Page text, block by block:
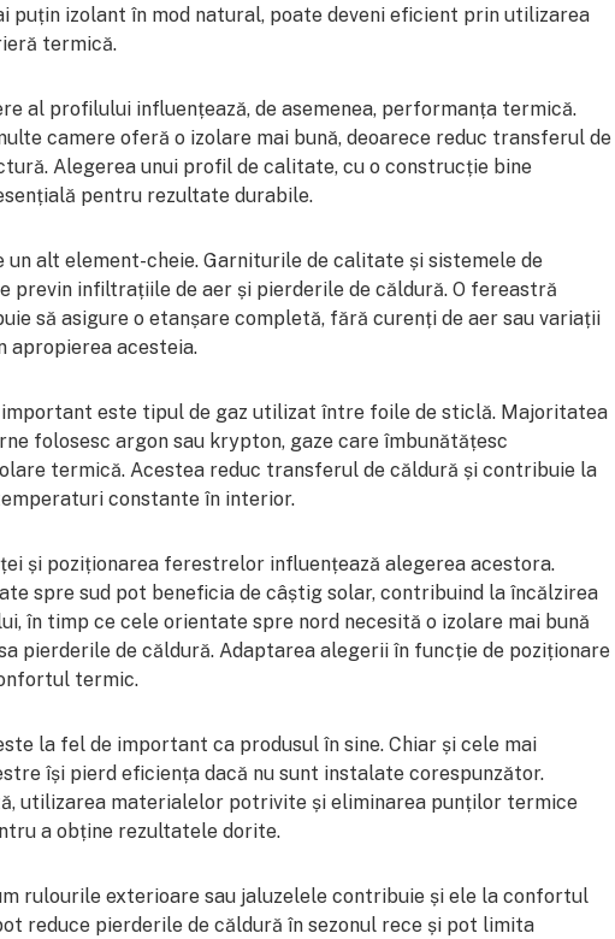
puțin izolant în mod natural, poate deveni eficient prin utilizarea
termică.
al profilului influențează, de asemenea, performanța termică.
camere oferă o izolare mai bună, deoarece reduc transferul de
Alegerea unui profil de calitate, cu o construcție bine
pentru rezultate durabile.
un alt element-cheie. Garniturile de calitate și sistemele de
previn infiltrațiile de aer și pierderile de căldură. O fereastră
să asigure o etanșare completă, fără curenți de aer sau variații
apropierea acesteia.
este tipul de gaz utilizat între foile de sticlă. Majoritatea
folosesc argon sau krypton, gaze care îmbunătățesc
termică. Acestea reduc transferul de căldură și contribuie la
constante în interior.
și poziționarea ferestrelor influențează alegerea acestora.
spre sud pot beneficia de câștig solar, contribuind la încălzirea
în timp ce cele orientate spre nord necesită o izolare mai bună
pierderile de căldură. Adaptarea alegerii în funcție de poziționare
termic.
la fel de important ca produsul în sine. Chiar și cele mai
își pierd eficiența dacă nu sunt instalate corespunzător.
utilizarea materialelor potrivite și eliminarea punților termice
a obține rezultatele dorite.
rulourile exterioare sau jaluzelele contribuie și ele la confortul
reduce pierderile de căldură în sezonul rece și pot limita